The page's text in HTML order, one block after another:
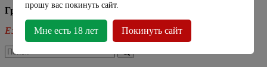
График работы
Ежедневно - 11:00 - 21:00
прошу вас покинуть сайт.
Мне есть 18 лет Покинуть сайт